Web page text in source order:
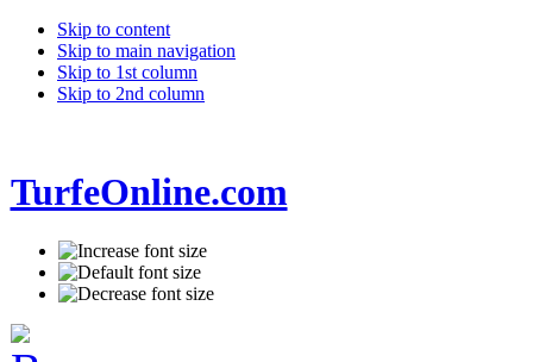
Skip to content
Skip to main navigation
Skip to 1st column
Skip to 2nd column
TurfeOnline.com